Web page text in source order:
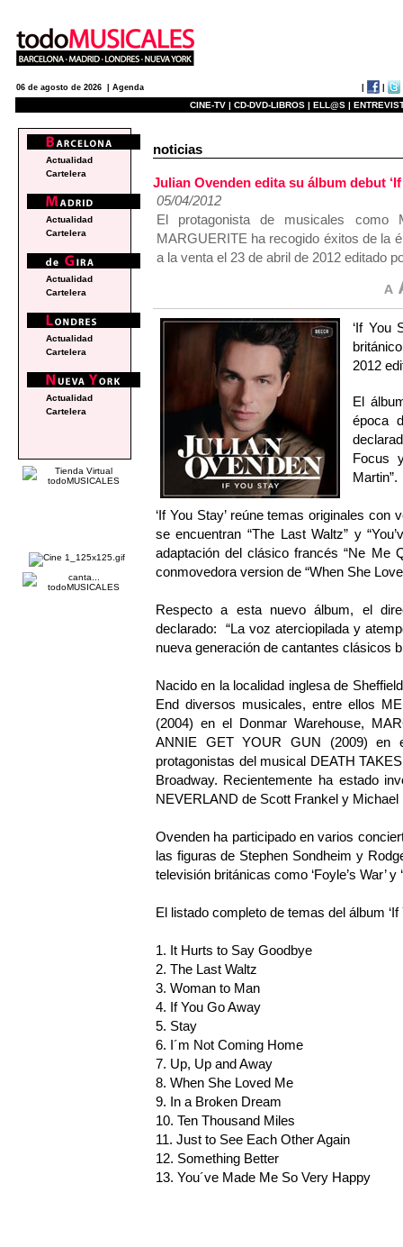
06 de agosto de 2026 | Agenda
CINE-TV | CD-DVD-LIBROS | ELL@S |
noticias
Julian Ovenden edita su álbum debut ‘If
05/04/2012
El protagonista de musicales como
MARGUERITE ha recogido éxitos de la
a la venta el 23 de abril de 2012 editado
‘If You
2012
El
época
Focus
Martin”.
‘If You Stay’ reúne temas originales
se encuentran “The Last Waltz” y
adaptación del clásico francés “Ne Me
conmovedora version de “When She
Respecto a esta nuevo álbum, el
declarado: “La voz aterciopilada y
nueva generación de cantantes clásicos
Nacido en la localidad inglesa de
End diversos musicales, entre ellos
(2004) en el Donmar Warehouse,
ANNIE GET YOUR GUN (2009)
protagonistas del musical DEATH
Broadway. Recientemente ha estado
NEVERLAND de Scott Frankel y Michael
Ovenden ha participado en varios
las figuras de Stephen Sondheim y
televisión británicas como ‘Foyle’s War’ y
El listado completo de temas del álbum ‘If
1. It Hurts to Say Goodbye
2. The Last Waltz
3. Woman to Man
4. If You Go Away
5. Stay
6. I´m Not Coming Home
7. Up, Up and Away
8. When She Loved Me
9. In a Broken Dream
10. Ten Thousand Miles
11. Just to See Each Other Again
12. Something Better
13. You´ve Made Me So Very Happy
Actualidad
Cartelera
Actualidad
Cartelera
Actualidad
Cartelera
Actualidad
Cartelera
Actualidad
Cartelera